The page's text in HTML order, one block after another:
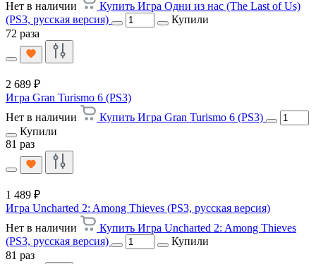
Нет в наличии
Купить Игра Одни из нас (The Last of Us)
(PS3, русская версия)
Купили
72 раза
2 689 ₽
Игра Gran Turismo 6 (PS3)
Нет в наличии
Купить Игра Gran Turismo 6 (PS3)
Купили
81 раз
1 489 ₽
Игра Uncharted 2: Among Thieves (PS3, русская версия)
Нет в наличии
Купить Игра Uncharted 2: Among Thieves
(PS3, русская версия)
Купили
81 раз